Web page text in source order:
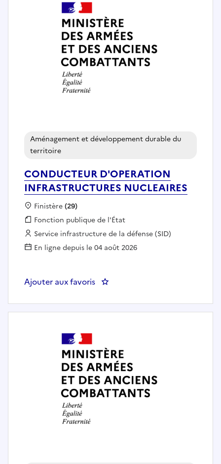
CONDUCTEUR D'OPERATION
INFRASTRUCTURES NUCLEAIRES
Aménagement et développement durable du
territoire
Localisation :
Finistère(29)
Fonction publique :
Fonction publique de l'État
Employeur :
Service infrastructure de la défense (SID)
En ligne depuis le 04 août 2026
Ajouter aux favoris : CONDUCTEUR D'OPERATION